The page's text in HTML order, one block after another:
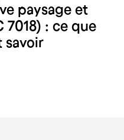
paysage et
7018) : ce que
savoir